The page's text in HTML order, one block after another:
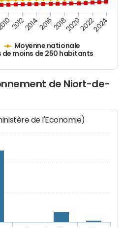
Moyenne nationale
de moins de 250 habitants
2012201420162018202020222024
de Niort-de-
de l'Economie)